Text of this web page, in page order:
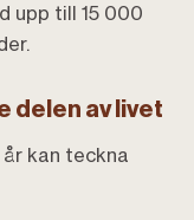
upp till 15 000
delen av livet
år kan teckna